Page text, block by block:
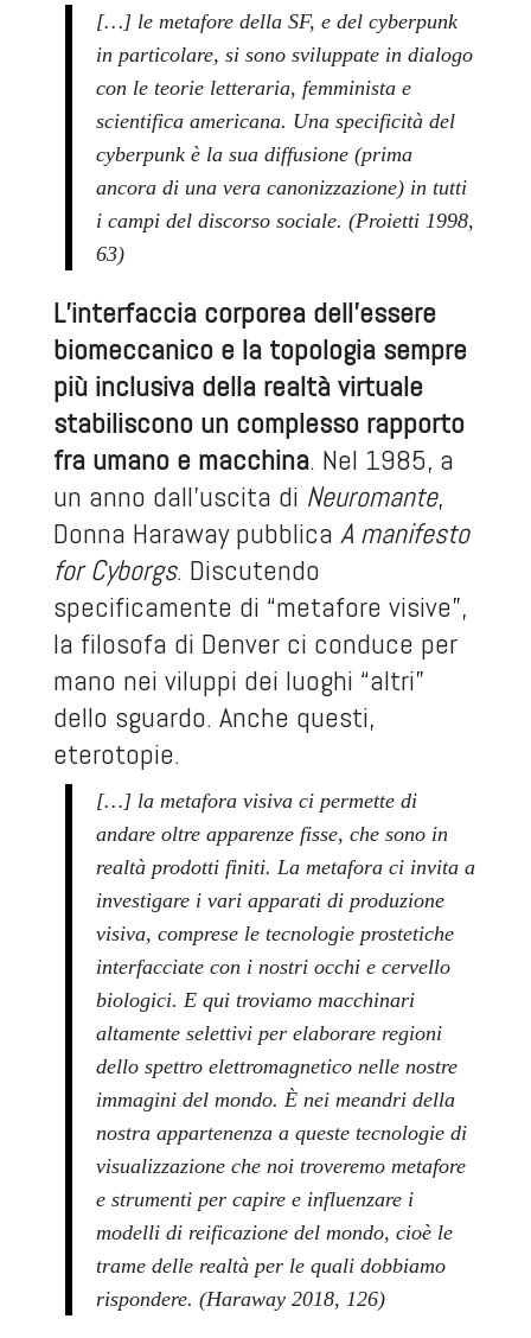
[…] le metafore della SF, e del cyberpunk
in particolare, si sono sviluppate in dialogo
con le teorie letteraria, femminista e
scientifica americana. Una specificità del
cyberpunk è la sua diffusione (prima
ancora di una vera canonizzazione) in tutti
i campi del discorso sociale. (Proietti 1998,
63)
L’interfaccia corporea dell’essere
biomeccanico e la topologia sempre
più inclusiva della realtà virtuale
stabiliscono un complesso rapporto
fra umano e macchina. Nel 1985, a
un anno dall’uscita di Neuromante,
Donna Haraway pubblica A manifesto
for Cyborgs. Discutendo
specificamente di “metafore visive”,
la filosofa di Denver ci conduce per
mano nei viluppi dei luoghi “altri”
dello sguardo. Anche questi,
eterotopie.
[…] la metafora visiva ci permette di
andare oltre apparenze fisse, che sono in
realtà prodotti finiti. La metafora ci invita a
investigare i vari apparati di produzione
visiva, comprese le tecnologie prostetiche
interfacciate con i nostri occhi e cervello
biologici. E qui troviamo macchinari
altamente selettivi per elaborare regioni
dello spettro elettromagnetico nelle nostre
immagini del mondo. È nei meandri della
nostra appartenenza a queste tecnologie di
visualizzazione che noi troveremo metafore
e strumenti per capire e influenzare i
modelli di reificazione del mondo, cioè le
trame delle realtà per le quali dobbiamo
rispondere. (Haraway 2018, 126)